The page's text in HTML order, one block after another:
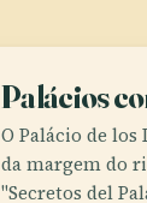
Palácios
O Palácio de
da margem do
"Secretos del